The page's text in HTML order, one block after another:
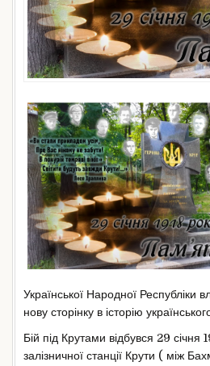
Української Народної Республіки
нову сторінку в історію
Бій під Крутами відбувся 29 січня
залізничної станції Крути ( між